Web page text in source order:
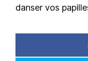
danser vos